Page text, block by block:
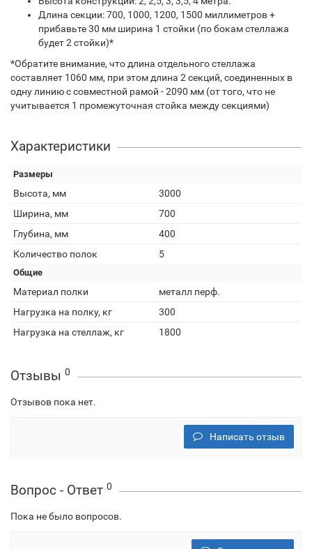
Длина секции: 700, 1000, 1200, 1500 миллиметров +
прибавьте 30 мм ширина 1 стойки (по бокам стеллажа
будет 2 стойки)*
*Обратите внимание, что длина отдельного стеллажа
составляет 1060 мм, при этом длина 2 секций, соединенных в
одну линию с совместной рамой - 2090 мм (от того, что не
учитывается 1 промежуточная стойка между секциями)
Характеристики
Размеры
Высота, мм
3000
Ширина, мм
700
Глубина, мм
400
Количество полок
5
Общие
Материал полки
металл перф.
Нагрузка на полку, кг
300
Нагрузка на стеллаж, кг
1800
Отзывы 0
Отзывов пока нет.
Написать отзыв
Вопрос - Ответ 0
Пока не было вопросов.